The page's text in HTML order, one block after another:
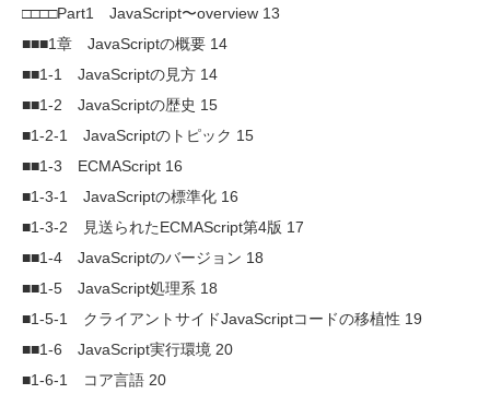
□□□□Part1 JavaScript〜overview 13
■■■1章 JavaScriptの概要 14
■■1-1 JavaScriptの見方 14
■■1-2 JavaScriptの歴史 15
■1-2-1 JavaScriptのトピック 15
■■1-3 ECMAScript 16
■1-3-1 JavaScriptの標準化 16
■1-3-2 見送られたECMAScript第4版 17
■■1-4 JavaScriptのバージョン 18
■■1-5 JavaScript処理系 18
■1-5-1 クライアントサイドJavaScriptコードの移植性 19
■■1-6 JavaScript実行環境 20
■1-6-1 コア言語 20